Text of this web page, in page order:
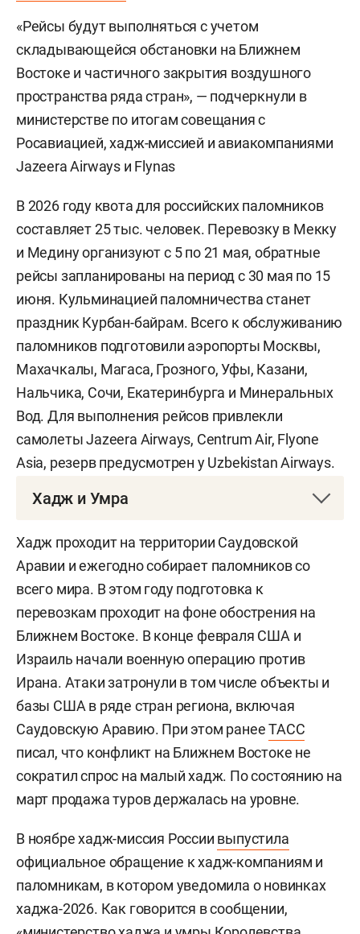
«Рейсы будут выполняться с учетом
складывающейся обстановки на Ближнем
Востоке и частичного закрытия воздушного
пространства ряда стран», — подчеркнули в
министерстве по итогам совещания с
Росавиацией, хадж-миссией и авиакомпаниями
Jazeera Airways и Flynas
В 2026 году квота для российских паломников
составляет 25 тыс. человек. Перевозку в Мекку
и Медину организуют с 5 по 21 мая, обратные
рейсы запланированы на период с 30 мая по 15
июня. Кульминацией паломничества станет
праздник Курбан-байрам. Всего к обслуживанию
паломников подготовили аэропорты Москвы,
Махачкалы, Магаса, Грозного, Уфы, Казани,
Нальчика, Сочи, Екатеринбурга и Минеральных
Вод. Для выполнения рейсов привлекли
самолеты Jazeera Airways, Centrum Air, Flyone
Asia, резерв предусмотрен у Uzbekistan Airways.
Хадж и Умра
обязательное для каждого мусульманина хотя
бы один раз в жизни при наличии здоровья и
финансовых возможностей.
Умра— это малое паломничество в исламской
традиции, которое мусульмане совершают в
Мекку в любое время года. В отличие от хаджа,
который проходит строго в определенные даты
и считается обязательным для каждого
мусульманина при наличии возможностей, умра
носит добровольный характер.
Хадж проходит на территории Саудовской
Аравии и ежегодно собирает паломников со
всего мира. В этом году подготовка к
перевозкам проходит на фоне обострения на
Ближнем Востоке. В конце февраля США и
Израиль начали военную операцию против
Ирана. Атаки затронули в том числе объекты и
базы США в ряде стран региона, включая
Саудовскую Аравию. При этом ранееТАСС
писал, что конфликт на Ближнем Востоке не
сократил спрос на малый хадж. По состоянию на
март продажа туров держалась на уровне.
В ноябре хадж-миссия России выпустила
официальное обращение к хадж-компаниям и
паломникам, в котором уведомила о новинках
хаджа-2026. Как говорится в сообщении,